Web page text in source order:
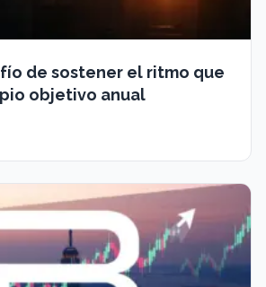
de sostener el ritmo que
objetivo anual